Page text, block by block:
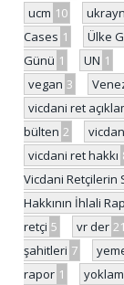
ucm 10
Cases 1 Ülke
Günü 1 UN 1
vegan 3
vicdani ret
bülten 2
vicdani ret hakkı
Vicdani Retçilerin
Hakkının İhlali
retçi 5 vr der 21
şahitleri 7
rapor 1